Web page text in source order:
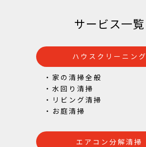
サービス一覧
ハウスクリーニング
・家の清掃全般
・水回り清掃
・リビング清掃
・お庭清掃
エアコン分解清掃